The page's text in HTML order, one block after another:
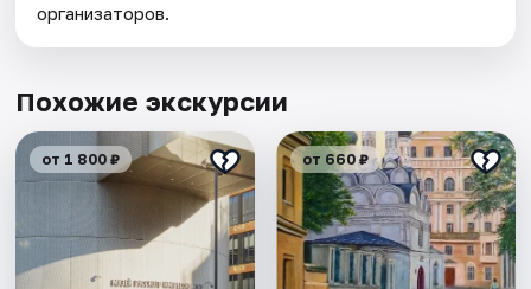
организаторов.
Похожие экскурсии
от 1 800 ₽ от 660 ₽